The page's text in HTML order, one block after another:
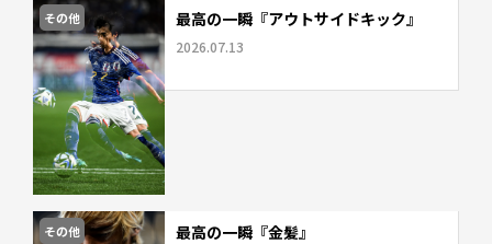
その他 最高の一瞬『アウトサイドキック』
2026.07.13
その他 最高の一瞬『金髪』